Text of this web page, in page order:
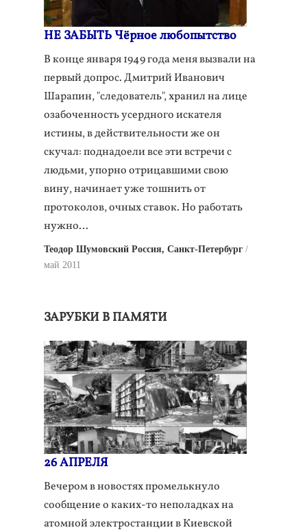
НЕ ЗАБЫТЬ Чёрное любопытство
В конце января 1949 года меня вызвали на
первый допрос. Дмитрий Иванович
Шарапин, "следователь", хранил на лице
озабоченность усердного искателя
истины, в действительности же он
скучал: поднадоели все эти встречи с
людьми, упорно отрицавшими свою
вину, начинает уже тошнить от
протоколов, очных ставок. Но работать
нужно…
Теодор Шумовский Россия, Санкт-Петербург
май 2011
ЗАРУБКИ В ПАМЯТИ
26 АПРЕЛЯ
Вечером в новостях промелькнуло
сообщение о каких-то неполадках на
атомной электростанции в Киевской